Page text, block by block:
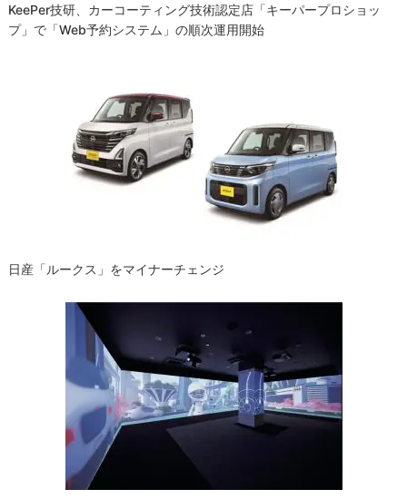
KeePer技研、カーコーティング技術認定店「キーパープロショッ
プ」で「Web予約システム」の順次運用開始
日産「ルークス」をマイナーチェンジ